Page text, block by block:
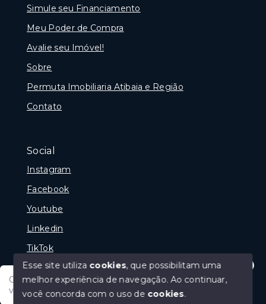
Olá tudo bem posso te ajudar, tem um imóvel em
vista? Quer fazer a sua oferta?
Simule seu Financiamento
Meu Poder de Compra
Avalie seu Imóvel!
Sobre
Permuta Imobiliaria Atibaia e Região
Contato
Social
Instagram
Facebook
Youtube
Linkedin
TikTok
© Copyright 2026 - Portal Melhor Oferta Imobiliaria -
Esse site utiliza cookies, que possibilitam uma
melhor experiência de navegação.Ao continuar,
você concorda com o uso de cookies.